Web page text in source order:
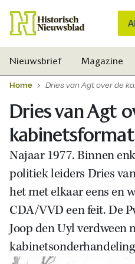
Nieuwsbrief Magazine
Home Dries van Agt over de
Dries van Agt
Najaar 1977. Binnen
politiek leiders Dries
het met elkaar eens en
CDA/VVD een feit. De
Joop den Uyl verdween